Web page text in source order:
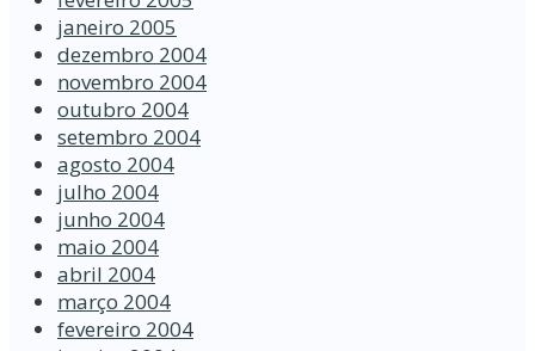
janeiro 2005
dezembro 2004
novembro 2004
outubro 2004
setembro 2004
agosto 2004
julho 2004
junho 2004
maio 2004
abril 2004
março 2004
fevereiro 2004